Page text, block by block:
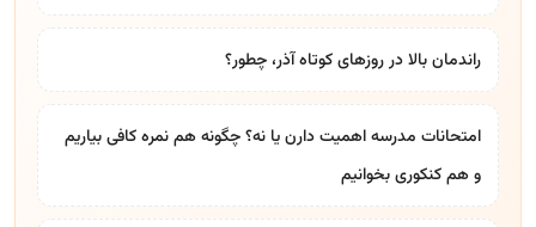
راندمان بالا در روزهای کوتاه آذر، چطور؟
امتحانات مدرسه اهمیت دارن یا نه؟ چگونه هم نمره کافی بیاریم
و هم کنکوری بخوانیم